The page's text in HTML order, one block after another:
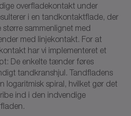
overfladekontakt under
i en tandkontaktflade, der
større sammenlignet med
med linjekontakt. For at
har vi implementeret et
De enkelte tænder føres
tandkranshjul. Tandfladens
logaritmisk spiral, hvilket gør det
ind i den indvendige